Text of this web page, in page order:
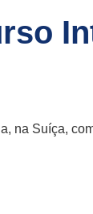
na Suíça,